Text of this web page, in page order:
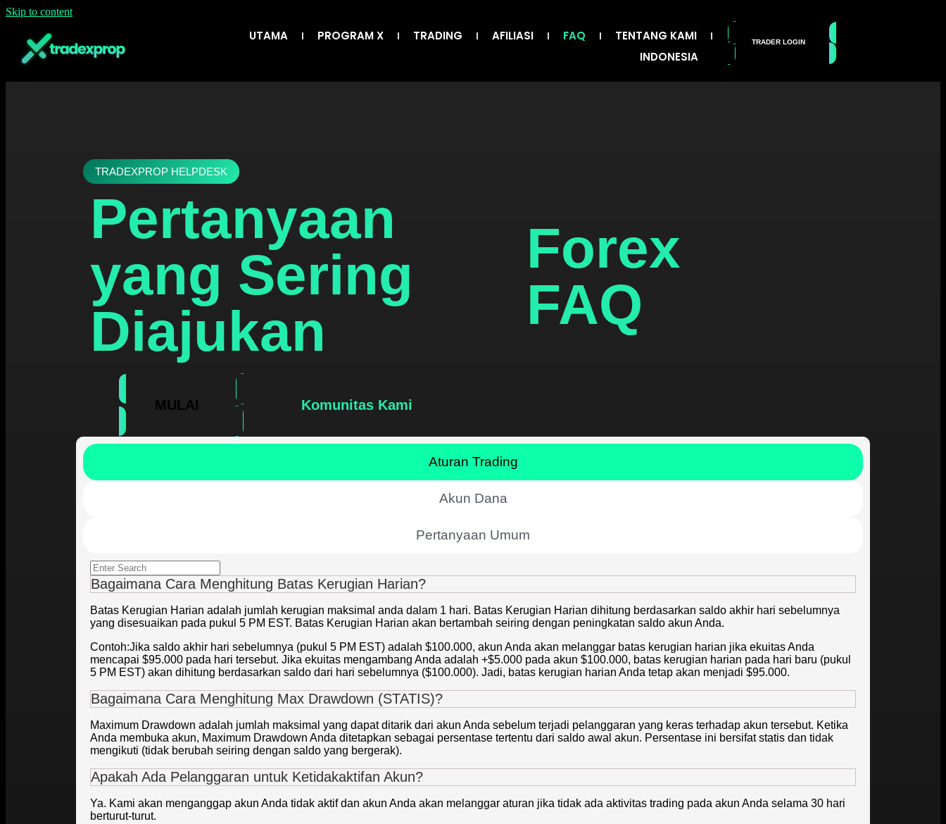
Skip to content
UTAMA PROGRAM X TRADING AFILIASI FAQ
TENTANG KAMI
INDONESIA
TRADER LOGIN
TRADEXPROP HELPDESK
Pertanyaan
yang Sering
Diajukan
Forex
FAQ
MULAI Komunitas Kami
Aturan Trading
Akun Dana
Pertanyaan Umum
Bagaimana Cara Menghitung Batas Kerugian Harian?
Batas Kerugian Harian adalah jumlah kerugian maksimal anda dalam 1 hari. Batas Kerugian Harian dihitung berdasarkan saldo akhir hari sebelumnya
yang disesuaikan pada pukul 5 PM EST. Batas Kerugian Harian akan bertambah seiring dengan peningkatan saldo akun Anda.
Contoh:Jika saldo akhir hari sebelumnya (pukul 5 PM EST) adalah $100.000, akun Anda akan melanggar batas kerugian harian jika ekuitas Anda
mencapai $95.000 pada hari tersebut. Jika ekuitas mengambang Anda adalah +$5.000 pada akun $100.000, batas kerugian harian pada hari baru (pukul
5 PM EST) akan dihitung berdasarkan saldo dari hari sebelumnya ($100.000). Jadi, batas kerugian harian Anda tetap akan menjadi $95.000.
Bagaimana Cara Menghitung Max Drawdown (STATIS)?
Maximum Drawdown adalah jumlah maksimal yang dapat ditarik dari akun Anda sebelum terjadi pelanggaran yang keras terhadap akun tersebut. Ketika
Anda membuka akun, Maximum Drawdown Anda ditetapkan sebagai persentase tertentu dari saldo awal akun. Persentase ini bersifat statis dan tidak
mengikuti (tidak berubah seiring dengan saldo yang bergerak).
Apakah Ada Pelanggaran untuk Ketidakaktifan Akun?
Ya. Kami akan menganggap akun Anda tidak aktif dan akun Anda akan melanggar aturan jika tidak ada aktivitas trading pada akun Anda selama 30 hari
berturut-turut.